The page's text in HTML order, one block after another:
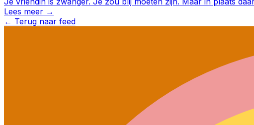
Lees meer →
← Terug naar feed